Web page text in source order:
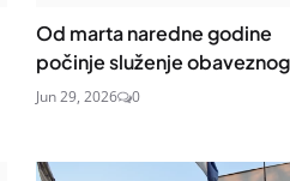
Od marta naredne godine
počinje služenje
Jun 29, 2026 0